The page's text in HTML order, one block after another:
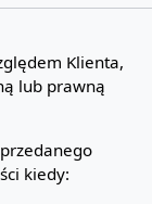
Klienta,
lub prawną
kiedy: